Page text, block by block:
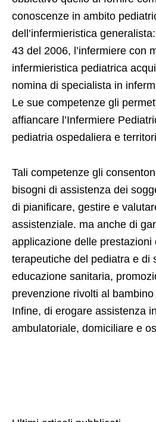
conoscenze in ambito
dell’infermieristica
43 del 2006, l’infermiere con
infermieristica pediatrica
nomina di specialista in
Le sue competenze gli
affiancare l’Infermiere
pediatria ospedaliera e
Tali competenze gli
bisogni di assistenza dei
di pianificare, gestire e
assistenziale. ma anche di
applicazione delle prestazioni
terapeutiche del pediatra e di
educazione sanitaria,
prevenzione rivolti al
Infine, di erogare assistenza
ambulatoriale, domiciliare e